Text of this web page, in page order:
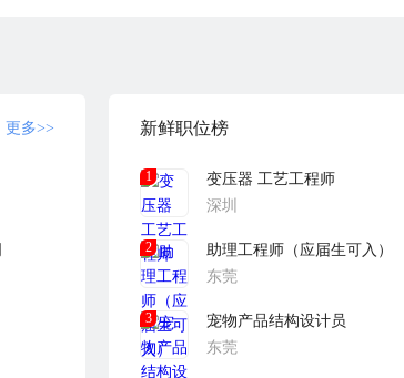
更多>> 新鲜职位榜
1
变压器 工艺工程师
深圳
2
助理工程师（应届生可入）
东莞
3
宠物产品结构设计员
东莞